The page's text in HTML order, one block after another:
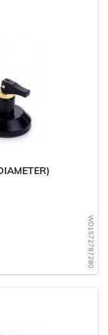
WD1572787280